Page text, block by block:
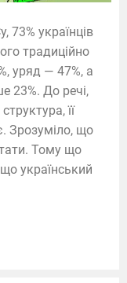
73% українців
традиційно
уряд — 47%, а
23%. До речі,
її
Зрозуміло, що
Тому що
український